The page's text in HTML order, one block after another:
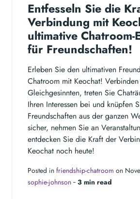
Entfesseln Sie die
Verbindung mit
ultimative
für Freundschaften!
Erleben Sie den ultimativen
Chatroom mit Keochat!
Gleichgesinnten, treten Sie
Ihren Interessen bei und knüpfen
Freundschaften aus der ganzen
sicher, nehmen Sie an
entdecken Sie die Kraft der
Keochat noch heute!
Posted in friendship-chatroom on
sophie-johnson ‐ 3 min read